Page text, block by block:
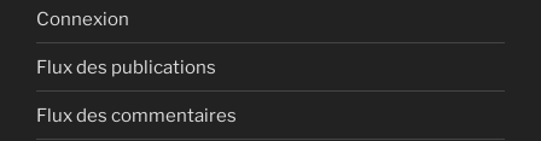
Connexion
Flux des publications
Flux des commentaires